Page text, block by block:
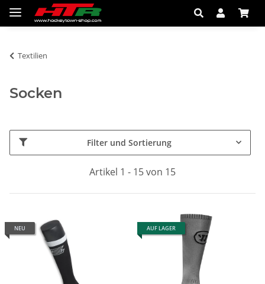
Textilien
Socken
Filter und Sortierung
Artikel 1 - 15 von 15
NEU AUF LAGER